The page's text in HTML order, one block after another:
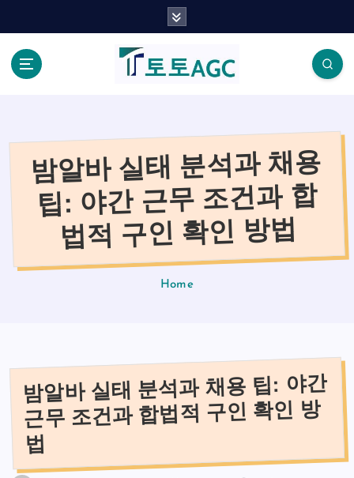
밤알바 실태 분석과 채용
팁: 야간 근무 조건과 합
법적 구인 확인 방법
Home
밤알바 실태 분석과 채용 팁: 야간
근무 조건과 합법적 구인 확인 방
법